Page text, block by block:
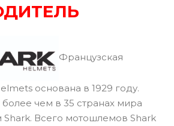
Французская
основана в 1929 году.
чем в 35 странах мира
Shark. Всего мотошлемов Shark